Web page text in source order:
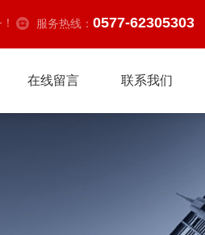
服务热线： 0577-62305303
在线留言 联系我们